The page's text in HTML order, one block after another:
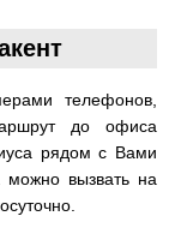
телефонов,
до офиса
рядом с Вами
можно вызвать на